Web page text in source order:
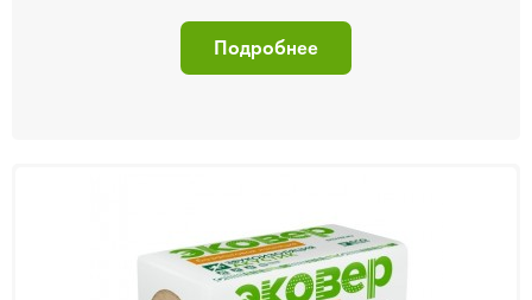
Подробнее